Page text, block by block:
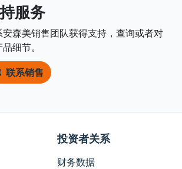
服务
安森美销售团队获得支持，查询或者对
细节。
联系销售
投资者关系
财务数据